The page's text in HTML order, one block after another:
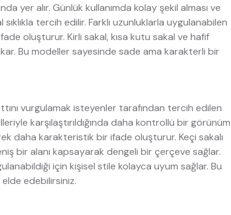
yer alır. Günlük kullanımda kolay şekil alması ve
tercih edilir. Farklı uzunluklarla uygulanabilen
oluşturur. Kirli sakal, kısa kutu sakal ve hafif
Bu modeller sayesinde sade ama karakterli bir
vurgulamak isteyenler tarafından tercih edilen
karşılaştırıldığında daha kontrollü bir görünüm
daha karakteristik bir ifade oluşturur. Keçi sakalı
bir alanı kapsayarak dengeli bir çerçeve sağlar.
için kişisel stile kolayca uyum sağlar. Bu
edebilirsiniz.